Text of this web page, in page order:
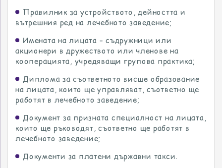
Правилник за устройството, дейността и
вътрешния ред на лечебното заведение;
Имената на лицата – съдружници или
акционери в дружеството или членове на
кооперацията, учредяващи групова практика;
Диплома за съответното висше образование
на лицата, които ще управляват, съответно ще
работят в лечебното заведение;
Документ за призната специалност на лицата,
които ще ръководят, съответно ще работят в
лечебното заведение;
Документи за платени държавни такси.